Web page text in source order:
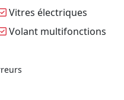
Vitres électriques
Volant multifonctions